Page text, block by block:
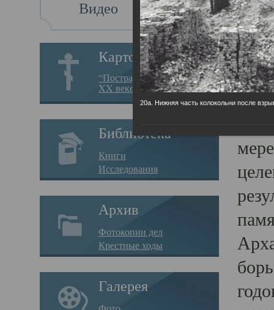
Видео
Картотека
“Пострадавшие за веру в
XX веке на Севере”
Библиотека
Книги
Исследования
Архив
Фотокопии дел
Крестные ходы
Галерея
20а. Нижняя часть колокольни после